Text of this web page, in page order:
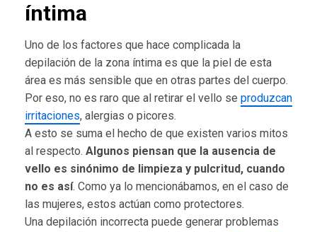
íntima
Uno de los factores que hace complicada la
depilación de la zona íntima es que la piel de esta
área es más sensible que en otras partes del cuerpo.
Por eso, no es raro que al retirar el vello se produzcan
irritaciones, alergias o picores.
A esto se suma el hecho de que existen varios mitos
al respecto. Algunos piensan que la ausencia de
vello es sinónimo de limpieza y pulcritud, cuando
no es así. Como ya lo mencionábamos, en el caso de
las mujeres, estos actúan como protectores.
Una depilación incorrecta puede generar problemas